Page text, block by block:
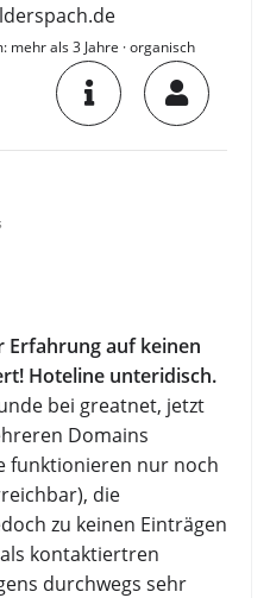
mehr als 3 Jahre · organisch
Erfahrung auf keinen
Hoteline unteridisch.
bei greatnet, jetzt
Domains
funktionieren nur noch
die
zu keinen Einträgen
kontaktiertren
durchwegs sehr